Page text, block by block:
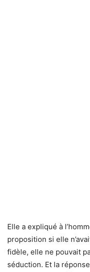
Elle a expliqué à
proposition si elle
fidèle, elle ne pouvait
séduction. Et la